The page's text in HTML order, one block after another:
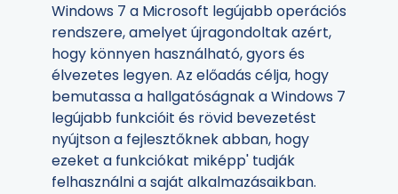
Windows 7 a Microsoft legújabb operációs
rendszere, amelyet újragondoltak azért,
hogy könnyen használható, gyors és
élvezetes legyen. Az előadás célja, hogy
bemutassa a hallgatóságnak a Windows 7
legújabb funkcióit és rövid bevezetést
nyújtson a fejlesztőknek abban, hogy
ezeket a funkciókat miképp' tudják
felhasználni a saját alkalmazásaikban.